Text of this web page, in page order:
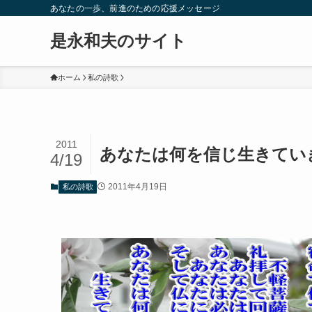
あなたの一歩、前進のための応援メッセージ
是永和夫のサイト
ホーム 私の詩歌
あなたは何を信じ生きてい
2011
4/19
私の詩歌 2011年4月19日